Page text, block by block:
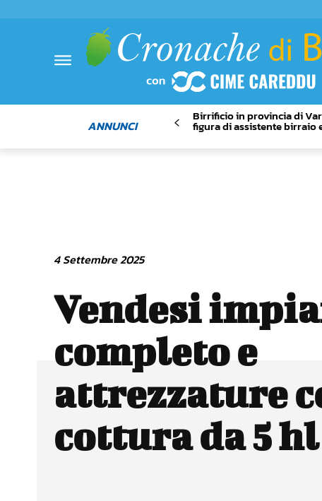
ANNUNCI
Birrificio in provincia di
figura di assistente birraio
4 Settembre 2025
Vendesi
completo e
attrezzature
cottura da 5 hl